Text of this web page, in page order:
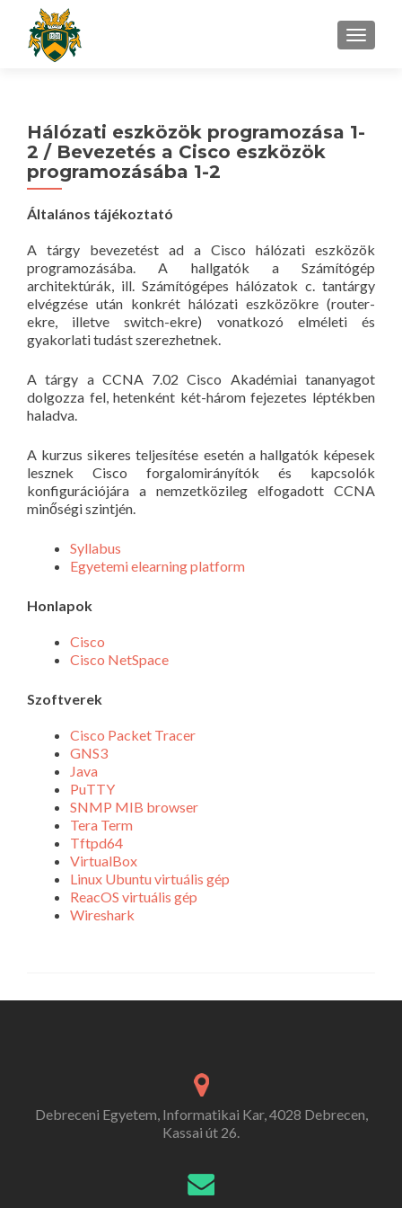
Hálózati eszközök programozása 1-
2 / Bevezetés a Cisco eszközök
programozásába 1-2
Általános tájékoztató
A tárgy bevezetést ad a Cisco hálózati eszközök
programozásába. A hallgatók a Számítógép
architektúrák, ill. Számítógépes hálózatok c. tantárgy
elvégzése után konkrét hálózati eszközökre (router-
ekre, illetve switch-ekre) vonatkozó elméleti és
gyakorlati tudást szerezhetnek.
A tárgy a CCNA 7.02 Cisco Akadémiai tananyagot
dolgozza fel, hetenként két-három fejezetes léptékben
haladva.
A kurzus sikeres teljesítése esetén a hallgatók képesek
lesznek Cisco forgalomirányítók és kapcsolók
konfigurációjára a nemzetközileg elfogadott CCNA
minőségi szintjén.
Syllabus
Egyetemi elearning platform
Honlapok
Cisco
Cisco NetSpace
Szoftverek
Cisco Packet Tracer
GNS3
Java
PuTTY
SNMP MIB browser
Tera Term
Tftpd64
VirtualBox
Linux Ubuntu virtuális gép
ReacOS virtuális gép
Wireshark
Debreceni Egyetem, Informatikai Kar, 4028 Debrecen,
Kassai út 26.